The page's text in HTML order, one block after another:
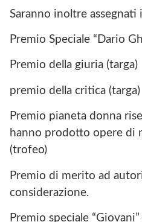
Saranno inoltre assegnati
Premio Speciale “Dario
Premio della giuria (targa)
premio della critica (targa)
Premio pianeta donna
hanno prodotto opere di
(trofeo)
Premio di merito ad
considerazione.
Premio speciale